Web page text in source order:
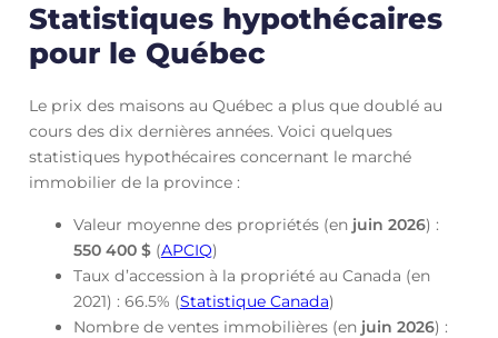
Statistiques hypothécaires
pour le Québec
Le prix des maisons au Québec a plus que doublé au
cours des dix dernières années. Voici quelques
statistiques hypothécaires concernant le marché
immobilier de la province :
Valeur moyenne des propriétés (en juin 2026) :
550 400 $(APCIQ)
Taux d’accession à la propriété au Canada (en
2021) : 66.5% (Statistique Canada)
Nombre de ventes immobilières (en juin 2026) :